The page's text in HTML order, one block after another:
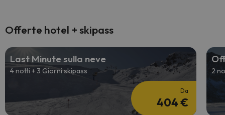
Offerte hotel + skipass
Last Minute sulla neve
4 notti + 3 Giorni skipass
Da
404 €
2